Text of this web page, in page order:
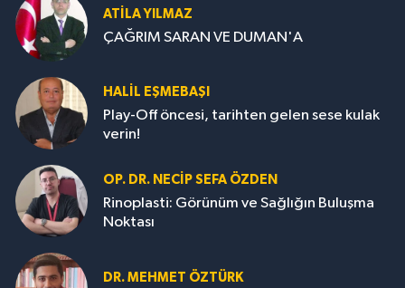
ATILA YILMAZ
ÇAĞRIM SARAN VE DUMAN'A
HALIL EŞMEBAŞI
Play-Off öncesi, tarihten gelen sese kulak
verin!
OP. DR. NECIP SEFA ÖZDEN
Rinoplasti: Görünüm ve Sağlığın Buluşma
Noktası
DR. MEHMET ÖZTÜRK